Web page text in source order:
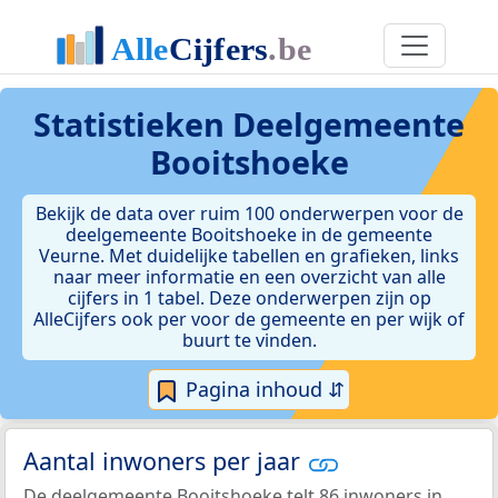
Statistieken Deelgemeente
Booitshoeke
Bekijk de data over ruim 100 onderwerpen voor de
deelgemeente Booitshoeke in de gemeente
Veurne. Met duidelijke tabellen en grafieken, links
naar meer informatie en een overzicht van alle
cijfers in 1 tabel. Deze onderwerpen zijn op
AlleCijfers ook per voor de gemeente en per wijk of
buurt te vinden.
Pagina inhoud ⇵
Aantal inwoners per jaar